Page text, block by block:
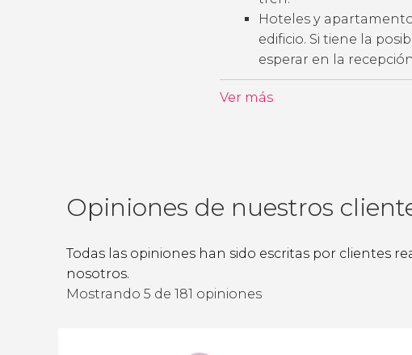
Hoteles y
edificio. Si tiene la
esperar en la
Ver más
Opiniones de nuestros
Todas las opiniones han sido escritas por clientes
nosotros.
Mostrando 5 de 181 opiniones